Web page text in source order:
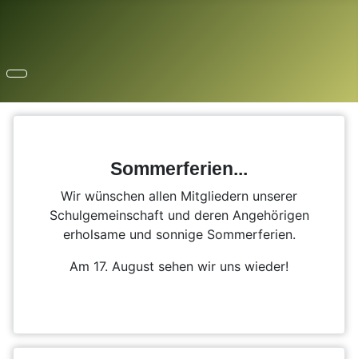
Sommerferien...
Wir wünschen allen Mitgliedern unserer
Schulgemeinschaft und deren Angehörigen
erholsame und sonnige Sommerferien.
Am 17. August sehen wir uns wieder!